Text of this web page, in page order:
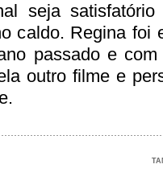
seja
caldo. Regina foi
passado e
outro filme e